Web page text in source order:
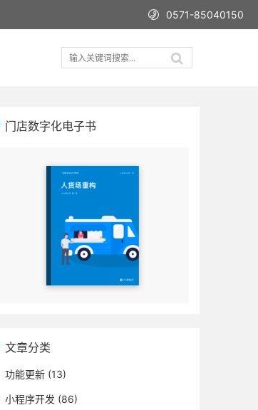
0571-85040150
门店数字化电子书
文章分类
功能更新 (13)
小程序开发 (86)